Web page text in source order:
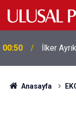
00:50
İlker
00:39
Liverpool
Anasayfa